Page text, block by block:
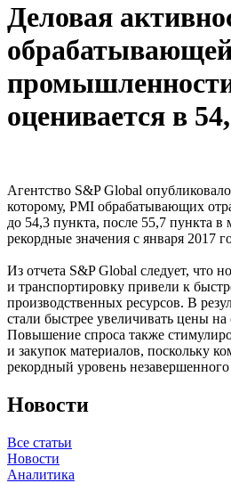
Деловая
оценивается в
Агентство S&P Global
которому, PMI обрабатывающих
до 54,3 пункта, после 55,7 пункта в
рекордные значения с января 2017
Из отчета S&P Global следует, что
и транспортировку привели к
производственных ресурсов. В
стали быстрее увеличивать цены
Повышение спроса также
и закупок материалов, поскольку
рекордный уровень
Новости
Все статьи
Новости
Аналитика